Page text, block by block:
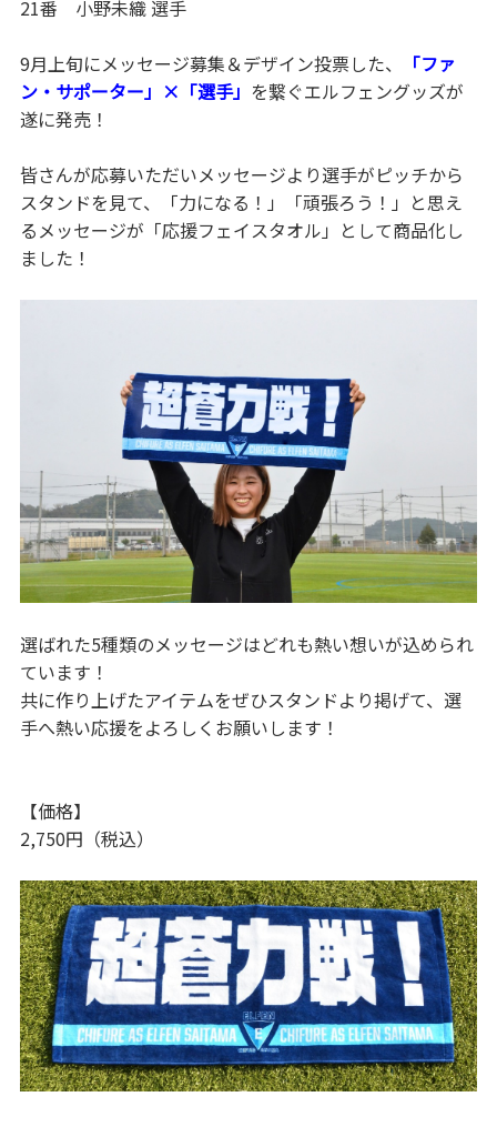
21番 小野未織 選手
9月上旬にメッセージ募集＆デザイン投票した、
「ファ
ン・サポーター」×「選手」 を繋ぐエルフェングッズが
遂に発売！
皆さんが応募いただいメッセージより選手がピッチから
スタンドを見て、「力になる！」「頑張ろう！」と思え
るメッセージが「応援フェイスタオル」として商品化し
ました！
選ばれた5種類のメッセージはどれも熱い想いが込められ
ています！
共に作り上げたアイテムをぜひスタンドより掲げて、選
手へ熱い応援をよろしくお願いします！
【価格】
2,750円（税込）